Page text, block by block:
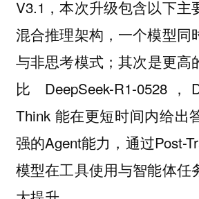
V3.1，本次升级包含以下主
混合推理架构，一个模型同
与非思考模式；其次是更高
比 DeepSeek-R1-0528，
Think 能在更短时间内给出
强的Agent能力，通过Post-
模型在工具使用与智能体任